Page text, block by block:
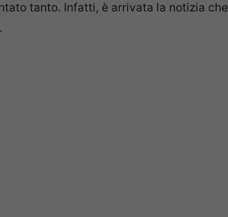
tanto. Infatti, è arrivata la notizia che